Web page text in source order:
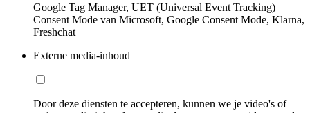
Google Tag Manager, UET (Universal Event Tracking)
Consent Mode van Microsoft, Google Consent Mode, Klarna,
Freshchat
Externe media-inhoud
Door deze diensten te accepteren, kunnen we je video's of